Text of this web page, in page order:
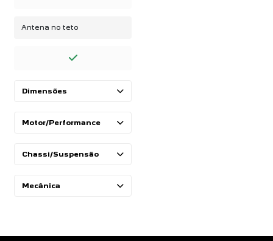
Antena no teto
Dimensões
Motor/Performance
Chassi/Suspensão
Mecânica